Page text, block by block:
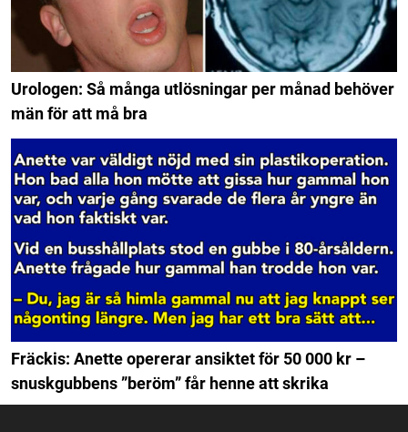
Urologen: Så många utlösningar per månad behöver
män för att må bra
Fräckis: Anette opererar ansiktet för 50 000 kr –
snuskgubbens ”beröm” får henne att skrika